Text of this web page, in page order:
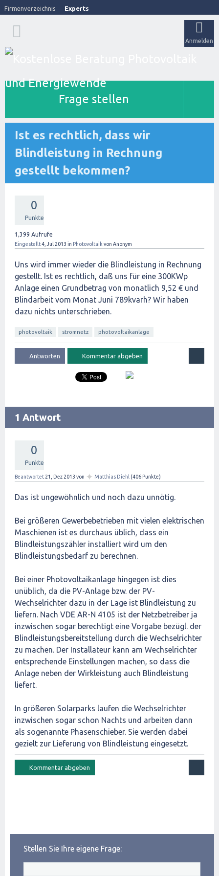
Firmenverzeichnis Experts
Anmelden
Frage stellen
Ist es rechtlich, dass wir
Blindleistung in Rechnung
gestellt bekommen?
0
Punkte
1,399 Aufrufe
Eingestellt4, Jul 2013 in Photovoltaik von Anonym
Uns wird immer wieder die Blindleistung in Rechnung
gestellt. Ist es rechtlich, daß uns für eine 300KWp
Anlage einen Grundbetrag von monatlich 9,52 € und
Blindarbeit vom Monat Juni 789kvarh? Wir haben
dazu nichts unterschrieben.
photovoltaik stromnetz photovoltaikanlage
1 Antwort
0
Punkte
Beantwortet 21, Dez 2013 von ✦ Matthias Diehl (406 Punkte)
Das ist ungewöhnlich und noch dazu unnötig.
Bei größeren Gewerbebetrieben mit vielen elektrischen
Maschienen ist es durchaus üblich, dass ein
Blindleistungszähler installiert wird um den
Blindleistungsbedarf zu berechnen.
Bei einer Photovoltaikanlage hingegen ist dies
unüblich, da die PV-Anlage bzw. der PV-
Wechselrichter dazu in der Lage ist Blindleistung zu
liefern. Nach VDE AR-N 4105 ist der Netzbetreiber ja
inzwischen sogar berechtigt eine Vorgabe bezügl. der
Blindleistungsbereitstellung durch die Wechselrichter
zu machen. Der Installateur kann am Wechselrichter
entsprechende Einstellungen machen, so dass die
Anlage neben der Wirkleistung auch Blindleistung
liefert.
In größeren Solarparks laufen die Wechselrichter
inzwischen sogar schon Nachts und arbeiten dann
als sogenannte Phasenschieber. Sie werden dabei
gezielt zur Lieferung von Blindleistung eingesetzt.
Stellen Sie Ihre eigene Frage: